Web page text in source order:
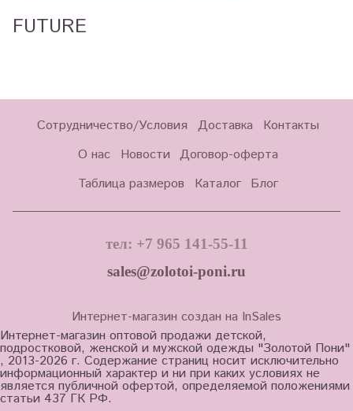
FUTURE
Сотрудничество/Условия Доставка
Контакты
О нас
Новости Договор-оферта
Таблица размеров
Каталог Блог
тел: +7 965 141-55-11
sales@zolotoi-poni.ru
Интернет-магазин создан на InSales
Интернет-магазин оптовой продажи детской,
подростковой, женской и мужской одежды "Золотой Пони"
, 2013-2026 г. Содержание страниц носит исключительно
информационный характер и ни при каких условиях не
является публичной офертой, определяемой положениями
статьи 437 ГК РФ.